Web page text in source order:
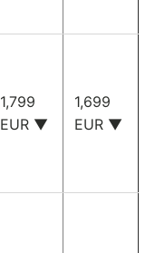
1,799
EUR ▼
1,699
EUR ▼